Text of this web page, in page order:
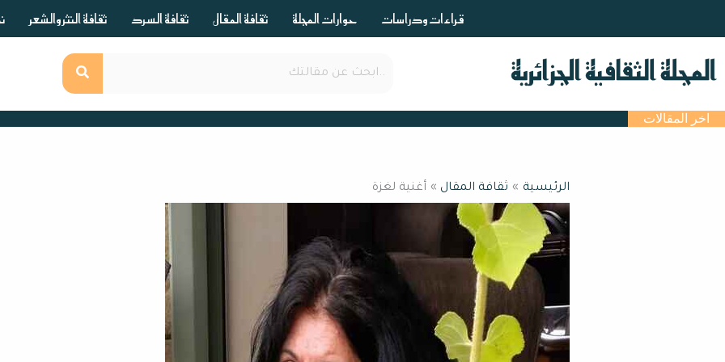
المحتوى
قراءات ودراسات حوارات المجلة ثقافة المقال ثقافة السرد ثقافة النثر والشعر
اخر المقالات
الرئيسية ثقافة المقال أغنية لغزة ​